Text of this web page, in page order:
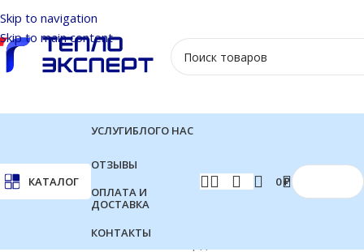
Skip to navigation
Skip to main content
КАТАЛОГ
УСЛУГИБЛОГО НАС
ОТЗЫВЫ
ОПЛАТА И
ДОСТАВКА
КОНТАКТЫ
0₽